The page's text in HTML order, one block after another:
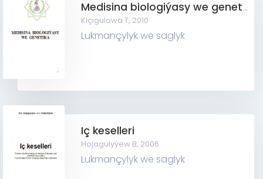
Medisina biologiýasy we genetika
Kiçigulowa T, 2010
Lukmançylyk we saglyk
Iç keselleri
Hojagulyýew B, 2006
Lukmançylyk we saglyk